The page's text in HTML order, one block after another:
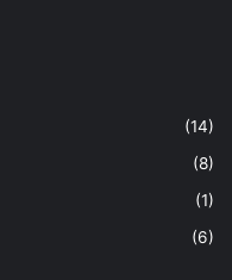
(14)
(8)
(1)
(6)